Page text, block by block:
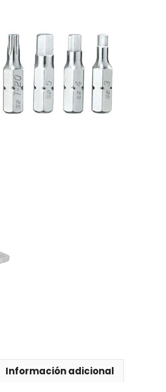
Información adicional